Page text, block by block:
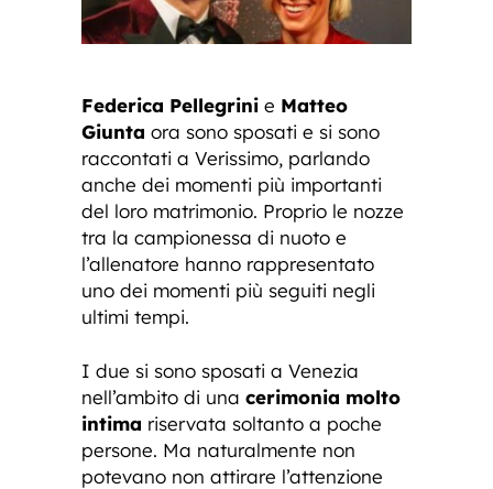
Federica Pellegrini e Matteo
Giunta ora sono sposati e si sono
raccontati a Verissimo, parlando
anche dei momenti più importanti
del loro matrimonio. Proprio le nozze
tra la campionessa di nuoto e
l’allenatore hanno rappresentato
uno dei momenti più seguiti negli
ultimi tempi.
I due si sono sposati a Venezia
nell’ambito di una cerimonia molto
intima riservata soltanto a poche
persone. Ma naturalmente non
potevano non attirare l’attenzione